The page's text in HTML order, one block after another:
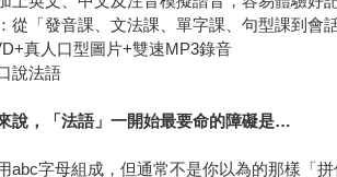
從「發音課、文法課、單字課、句型課到會話
真人口型圖片+雙速MP3錄音
說法語
說，「法語」一開始最要命的障礙是…
abc字母組成，但通常不是你以為的那樣「